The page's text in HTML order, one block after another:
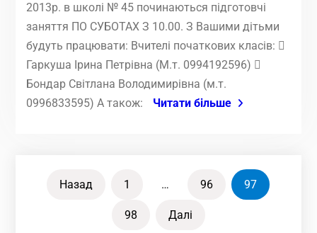
2013р. в школі № 45 починаються підготовчі
заняття ПО СУБОТАХ З 10.00. З Вашими дітьми
будуть працювати: Вчителі початкових класів: 
Гаркуша Ірина Петрівна (М.т. 0994192596) 
Бондар Світлана Володимирівна (м.т.
0996833595) А також:
Читати більше
Пагінація
Назад 1 … 96 97
98 Далі